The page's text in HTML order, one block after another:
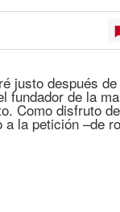
justo después
fundador de la
Como disfruto
a la petición –de